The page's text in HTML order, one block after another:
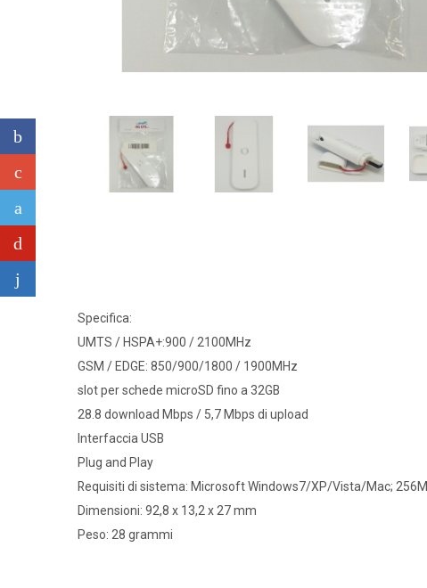
Specifica:
UMTS / HSPA+:900 / 2100MHz
GSM / EDGE: 850/900/1800 / 1900MHz
slot per schede microSD fino a 32GB
28.8 download Mbps / 5,7 Mbps di upload
Interfaccia USB
Plug and Play
Requisiti di sistema: Microsoft Windows7/XP/Vista/Mac;
Dimensioni: 92,8 x 13,2 x 27 mm
Peso: 28 grammi